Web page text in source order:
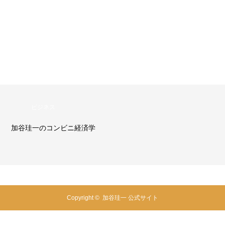
加谷珪一のコンビニ経済学
Copyright © 加谷珪一 公式サイト